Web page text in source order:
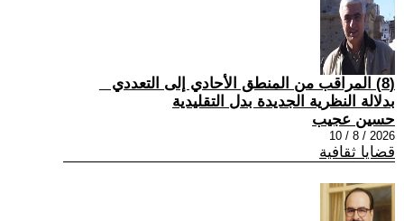
(8) المراقب من المنطق الأحادي إلى التعددي _
بدلالة النظرية الجديدة بدل التقليدية
حسين عجيب
2026 / 8 / 10
قضايا ثقافية